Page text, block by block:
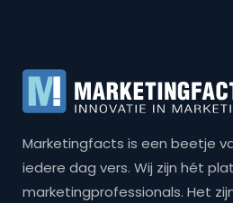
Marketingfacts is een beetje
iedere dag vers. Wij zijn hét
marketingprofessionals. Het